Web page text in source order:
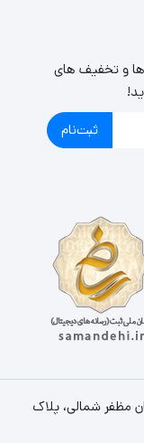
استفاده از مدارات الکترونیکی DC-DC به منظور تثبیت و
خودکار و مقاومت
فن 120 میلیمتری همراه با موتور محفظه ای HDB و تیغه
کاهش محسوس
کننده همراه با
و تخفیف های
ثبت‌نام
مظفر شمالی، پلاک